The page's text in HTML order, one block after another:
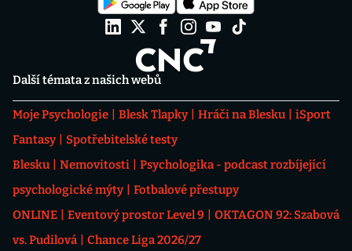
Další témata z našich webů
Moje Psychologie Blesk Tlapky Hráči na Blesku
iSport
Fantasy
Spotřebitelské testy
Blesku
Nemovitosti
Psychologika - podcast rozbíjející
psychologické mýty
Fotbalové přestupy
ONLINE
Eventový prostor Level 9
OKTAGON 92: Szabová
vs. Pudilová
Chance Liga 2026/27